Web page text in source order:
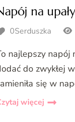
na
0Serduszka
najlepszy napój
do zwykłej
się w
więcej